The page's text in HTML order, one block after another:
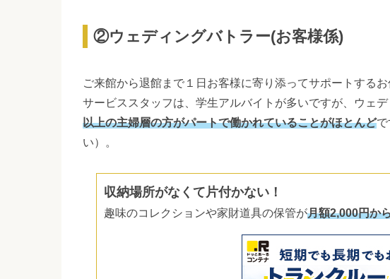
②ウェディングバトラー(お客様係)
ご来館から退館まで１日お客様に寄り添ってサポートするお
サービススタッフは、学生アルバイトが多いですが、ウェデ
以上の主婦層の方がパートで働かれていることがほとんどで
い）。
収納場所がなくて片付かない！
趣味のコレクションや家財道具の保管が月額2,000円か